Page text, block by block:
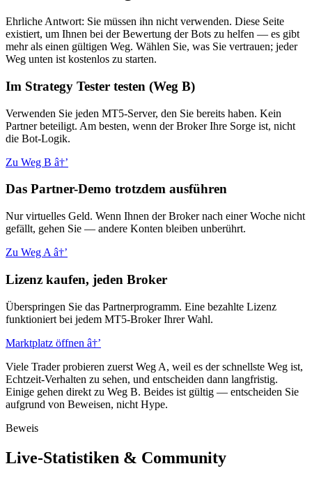
Ehrliche Antwort: Sie müssen ihn nicht verwenden. Diese Seite
existiert, um Ihnen bei der Bewertung der Bots zu helfen — es gibt
mehr als einen gültigen Weg. Wählen Sie, was Sie vertrauen; jeder
Weg unten ist kostenlos zu starten.
Im Strategy Tester testen (Weg B)
Verwenden Sie jeden MT5-Server, den Sie bereits haben. Kein
Partner beteiligt. Am besten, wenn der Broker Ihre Sorge ist, nicht
die Bot-Logik.
Zu Weg B â†’
Das Partner-Demo trotzdem ausführen
Nur virtuelles Geld. Wenn Ihnen der Broker nach einer Woche nicht
gefällt, gehen Sie — andere Konten bleiben unberührt.
Zu Weg A â†’
Lizenz kaufen, jeden Broker
Überspringen Sie das Partnerprogramm. Eine bezahlte Lizenz
funktioniert bei jedem MT5-Broker Ihrer Wahl.
Marktplatz öffnen â†’
Viele Trader probieren zuerst Weg A, weil es der schnellste Weg ist,
Echtzeit-Verhalten zu sehen, und entscheiden dann langfristig.
Einige gehen direkt zu Weg B. Beides ist gültig — entscheiden Sie
aufgrund von Beweisen, nicht Hype.
Beweis
Live-Statistiken & Community